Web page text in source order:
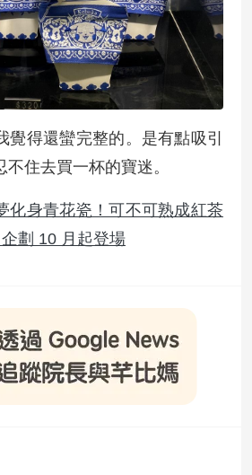
覺得還蠻完整的。是有點吸引
不住去買一杯的寶迷。
化身青花瓷！可不可熟成紅茶
劃 10 月起登場